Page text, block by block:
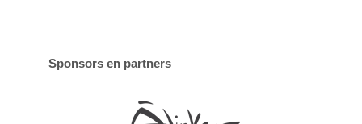
Sponsors en partners